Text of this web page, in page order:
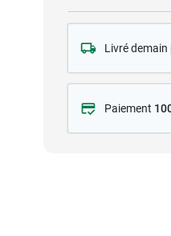
Livré
Paiement